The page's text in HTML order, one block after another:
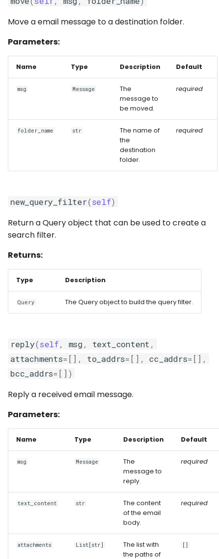
Move a email message to a destination folder.
Parameters:
Name Type Description Default
msg Message
The
message to
be moved.
required
folder_name str
The name of
the
destination
folder.
required
new_query_filter(self)
Return a Query object that can be used to create a
search filter.
Returns:
Type Description
Query The Query object to build the query filter.
reply(self, msg , text_content ,
attachments= [], to_addrs= [], cc_addrs= [],
bcc_addrs= [])
Reply a received email message.
Parameters:
Name Type Description Default
msg Message
The
message to
reply.
required
text_content str
The content
of the email
body.
required
attachments List[str]
The list with
the paths of
[]